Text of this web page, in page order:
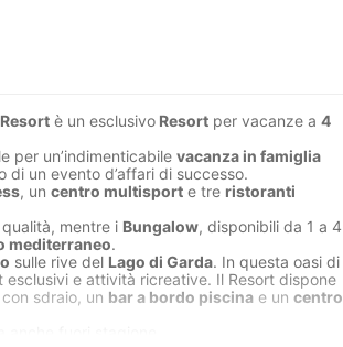
è un esclusivo Resort per vacanze a 4
per un’indimenticabile vacanza in famiglia
di un evento d’affari di successo.
, un centro multisport e tre ristoranti
mentre i Bungalow, disponibili da 1 a 4
mediterraneo.
sulle rive del Lago di Garda. In questa oasi di
e attività ricreative. Il Resort dispone
sdraio, un bar a bordo piscina e un centro